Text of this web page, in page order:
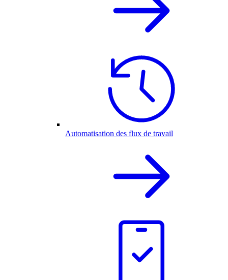
Automatisation des flux de travail